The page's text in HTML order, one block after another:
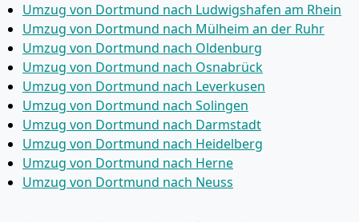
Umzug von Dortmund nach Ludwigshafen am Rhein
Umzug von Dortmund nach Mülheim an der Ruhr
Umzug von Dortmund nach Oldenburg
Umzug von Dortmund nach Osnabrück
Umzug von Dortmund nach Leverkusen
Umzug von Dortmund nach Solingen
Umzug von Dortmund nach Darmstadt
Umzug von Dortmund nach Heidelberg
Umzug von Dortmund nach Herne
Umzug von Dortmund nach Neuss